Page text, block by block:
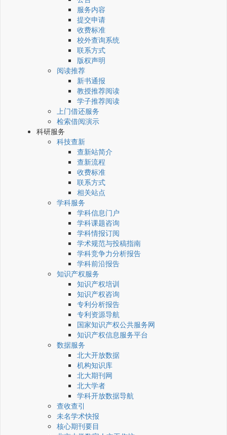
服务内容
提交申请
收费标准
校外查询系统
联系方式
版权声明
阅读推荐
新书通报
教授推荐阅读
学子推荐阅读
上门借还服务
检索借阅演示
科研服务
科技查新
查新站简介
查新流程
收费标准
联系方式
相关站点
学科服务
学科信息门户
学科课题咨询
学科情报订阅
学术规范与投稿指南
学科竞争力分析报告
学科前沿报告
知识产权服务
知识产权培训
知识产权咨询
专利分析报告
专利资源导航
国家知识产权公共服务网
知识产权信息服务平台
数据服务
北大开放数据
机构知识库
北大期刊网
北大学者
学科开放数据导航
查收查引
未名学术快报
核心期刊要目